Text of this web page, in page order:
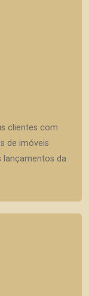
clientes com
de imóveis
lançamentos da